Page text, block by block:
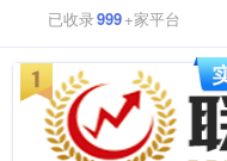
已收录999+家平台